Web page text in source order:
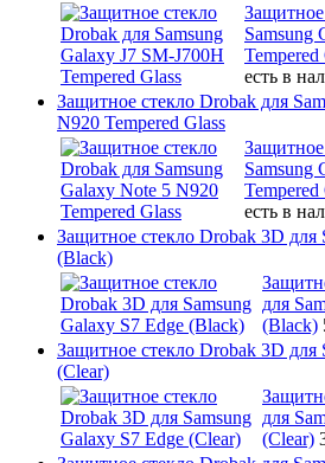
Samsung
Tempered
есть в
Защитное стекло Drobak для
N920 Tempered Glass
Samsung
Tempered
есть в
Защитное стекло Drobak 3D для
(Black)
для
(Black)
Защитное стекло Drobak 3D для
(Clear)
для
(Clear)